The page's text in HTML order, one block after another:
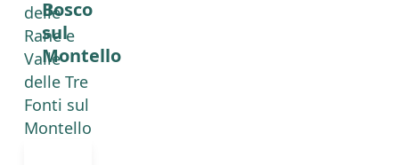
Bosco
sul
Montello